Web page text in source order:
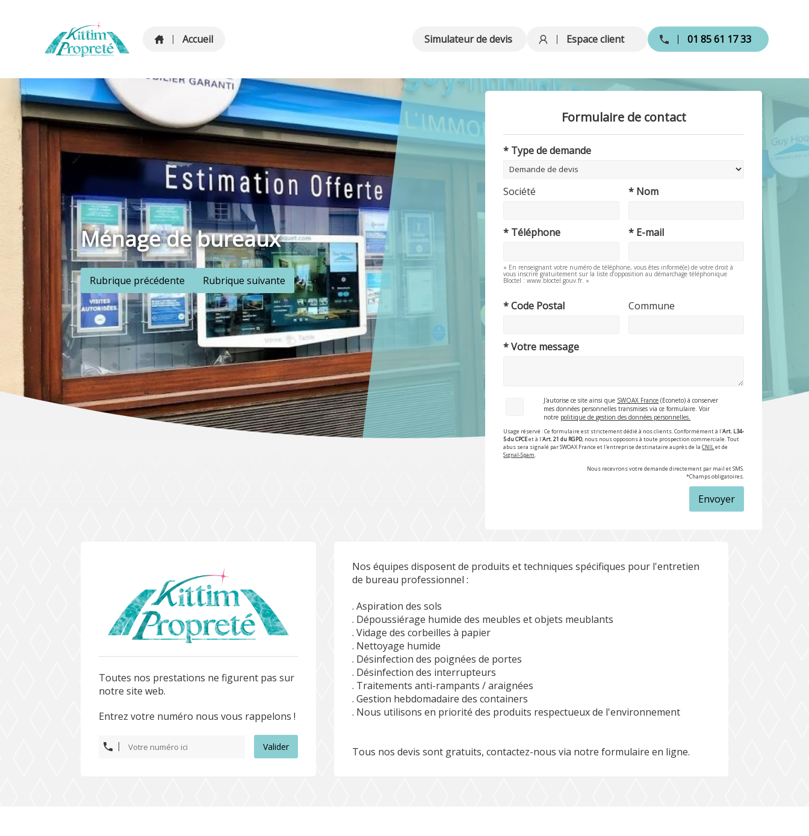
Accueil Simulateur de devis Espace client 01 85 61 17 33
Ménage de bureaux
Rubrique précédente Rubrique suivante
Formulaire de contact
* Type de demande
Société * Nom
* Téléphone * E-mail
« En renseignant votre numéro de téléphone, vous êtes informé(e) de votre droit à
vous inscrire gratuitement sur la liste d’opposition au démarchage téléphonique
Bloctel : www.bloctel.gouv.fr. »
* Code Postal Commune
* Votre message
J'autorise ce site ainsi que SWOAX France (Econeto) à conserver
mes données personnelles transmises via ce formulaire. Voir
notre politique de gestion des données personnelles.
Usage réservé : Ce formulaire est strictement dédié à nos clients. Conformément à l'Art. L34-
5 du CPCEet à l'Art. 21 du RGPD, nous nous opposons à toute prospection commerciale. Tout
abus sera signalé par SWOAX France et l'entreprise destinataire auprès de laCNILet de
Signal-Spam.
Nous recevrons votre demande directement par mail et SMS.
*Champs obligatoires.
Envoyer
Toutes nos prestations ne figurent pas sur
notre site web.
Entrez votre numéro nous vous rappelons !
Valider
Nos équipes disposent de produits et techniques spécifiques pour l'entretien
de bureau professionnel :
. Aspiration des sols
. Dépoussiérage humide des meubles et objets meublants
. Vidage des corbeilles à papier
. Nettoyage humide
. Désinfection des poignées de portes
. Désinfection des interrupteurs
. Traitements anti-rampants / araignées
. Gestion hebdomadaire des containers
. Nous utilisons en priorité des produits respectueux de l'environnement
Tous nos devis sont gratuits, contactez-nous via notre formulaire en ligne.